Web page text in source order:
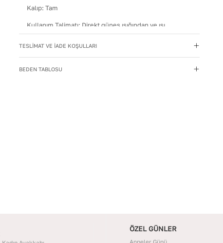
Kalıp:Tam
Kullanım Talimatı: Direkt güneş ışığından ve ısı
kaynaklarından uzak tutun.
Hakiki Deri
Menşei:Türkiye
TESLİMAT VE İADE KOŞULLARI
BEDEN TABLOSU
ÖZEL GÜNLER